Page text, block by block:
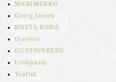
MARIMEKKO
Georg Jensen
KOSTA BODA
Orrefors
GUSTAVSBERG
Littlephant
Tonfisk